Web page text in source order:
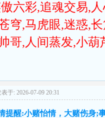
六彩,追魂交易,
穹,马虎眼,迷惑,
哥,人间蒸发,小
表于: 2026-07-09 20:31
提醒:小赌怡情，大赌伤身;